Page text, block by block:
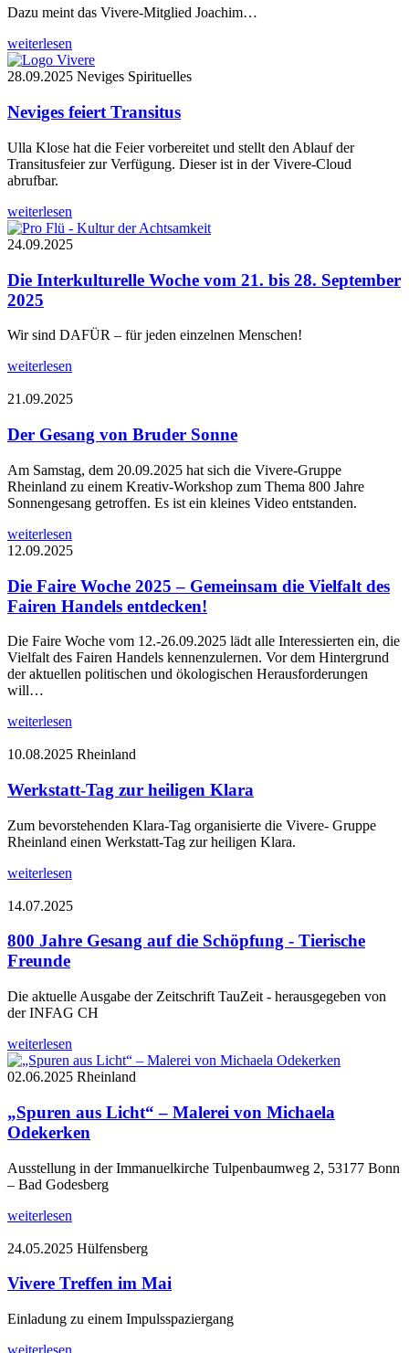
Dazu meint das Vivere-Mitglied Joachim…
weiterlesen
28.09.2025 Neviges Spirituelles
Neviges feiert Transitus
Ulla Klose hat die Feier vorbereitet und stellt den Ablauf der
Transitusfeier zur Verfügung. Dieser ist in der Vivere-Cloud
abrufbar.
weiterlesen
24.09.2025
Die Interkulturelle Woche vom 21. bis 28. September
2025
Wir sind DAFÜR – für jeden einzelnen Menschen!
weiterlesen
21.09.2025
Der Gesang von Bruder Sonne
Am Samstag, dem 20.09.2025 hat sich die Vivere-Gruppe
Rheinland zu einem Kreativ-Workshop zum Thema 800 Jahre
Sonnengesang getroffen. Es ist ein kleines Video entstanden.
weiterlesen
12.09.2025
Die Faire Woche 2025 – Gemeinsam die Vielfalt des
Fairen Handels entdecken!
Die Faire Woche vom 12.-26.09.2025 lädt alle Interessierten ein, die
Vielfalt des Fairen Handels kennenzulernen. Vor dem Hintergrund
der aktuellen politischen und ökologischen Herausforderungen
will…
weiterlesen
10.08.2025 Rheinland
Werkstatt-Tag zur heiligen Klara
Zum bevorstehenden Klara-Tag organisierte die Vivere- Gruppe
Rheinland einen Werkstatt-Tag zur heiligen Klara.
weiterlesen
14.07.2025
800 Jahre Gesang auf die Schöpfung - Tierische
Freunde
Die aktuelle Ausgabe der Zeitschrift TauZeit - herausgegeben von
der INFAG CH
weiterlesen
02.06.2025 Rheinland
„Spuren aus Licht“ – Malerei von Michaela
Odekerken
Ausstellung in der Immanuelkirche Tulpenbaumweg 2, 53177 Bonn
– Bad Godesberg
weiterlesen
24.05.2025 Hülfensberg
Vivere Treffen im Mai
Einladung zu einem Impulsspaziergang
weiterlesen